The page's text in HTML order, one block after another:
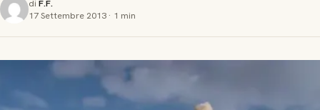
di F.F.
17 Settembre 2013 · 1 min